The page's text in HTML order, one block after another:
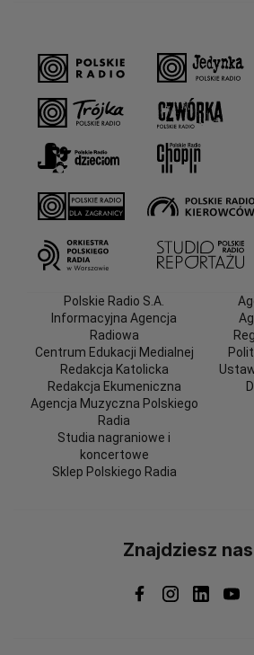
Polskie Radio S.A.
Informacyjna Agencja
Radiowa
Centrum Edukacji Medialnej
Redakcja Katolicka
Redakcja Ekumeniczna
Agencja Muzyczna Polskiego
Radia
Studia nagraniowe i
koncertowe
Sklep Polskiego Radia
Znajdziesz